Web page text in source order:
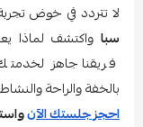
لا تتردد في خوض
سبا واكتشف لماذا
فريقنا جاهز لخدمتك
بالخفة والراحة
احجز جلستك الآن